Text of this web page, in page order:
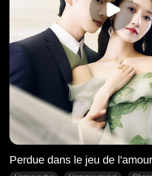
Perdue dans le jeu de l'amour